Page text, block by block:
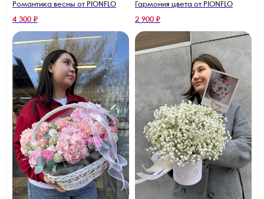
Романтика весны от PIONFLO
4 300 ₽
Гармония цвета от PIONFLO
2 900 ₽